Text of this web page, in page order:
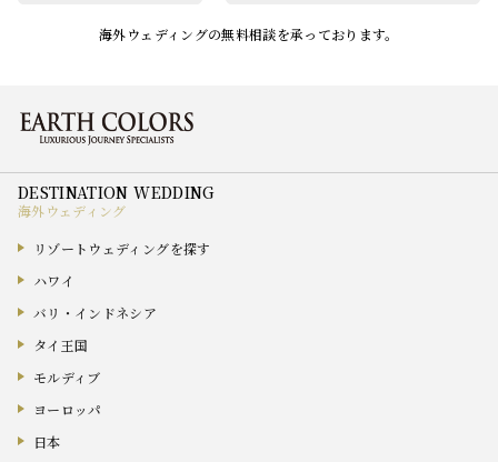
海外ウェディングの無料相談を承っております。
海外ウェディング
リゾートウェディングを探す
ハワイ
バリ・インドネシア
タイ王国
モルディブ
ヨーロッパ
日本